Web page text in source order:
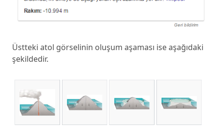
Üstteki atol görselinin oluşum aşaması ise aşağıdaki
şekildedir.